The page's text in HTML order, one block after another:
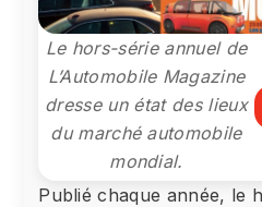
Le hors-série annuel de
L’Automobile Magazine
dresse un état des lieux
du marché automobile
mondial.
Publié chaque année, le